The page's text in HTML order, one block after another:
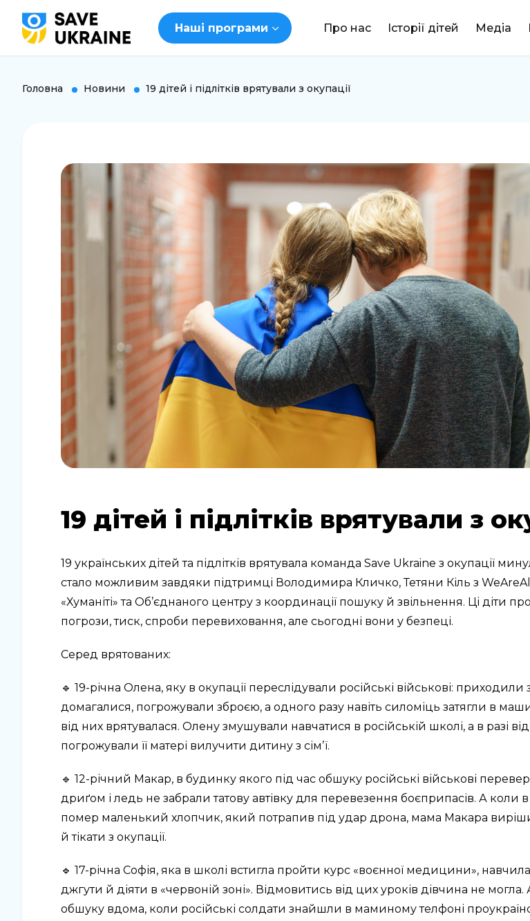
Наші програми Про нас Історії дітей Медіа
Головна Новини 19 дітей і підлітків врятували з окупації
19 дітей і підлітків врятували з
19 українських дітей та підлітків врятувала команда Save Ukraine з окупації
стало можливим завдяки підтримці Володимира Кличко, Тетяни Кіль з
«Хуманіті» та Об’єднаного центру з координації пошуку й звільнення. Ці діти
погрози, тиск, спроби перевиховання, але сьогодні вони у безпеці.
Серед врятованих:
🔹 19-річна Олена, яку в окупації переслідували російські військові:
домагалися, погрожували зброєю, а одного разу навіть силоміць затягли в
від них врятувалася. Олену змушували навчатися в російській школі, а в разі
погрожували її матері вилучити дитину з сімʼї.
🔹 12-річний Макар, в будинку якого під час обшуку російські військові
дриґом і ледь не забрали татову автівку для перевезення боєприпасів. А коли в
помер маленький хлопчик, який потрапив під удар дрона, мама Макара
й тікати з окупації.
🔹 17-річна Софія, яка в школі встигла пройти курс «воєнної медицини»,
джгути й діяти в «червоній зоні». Відмовитись від цих уроків дівчина не могла.
обшуку вдома, коли російські солдати знайшли в маминому телфоні